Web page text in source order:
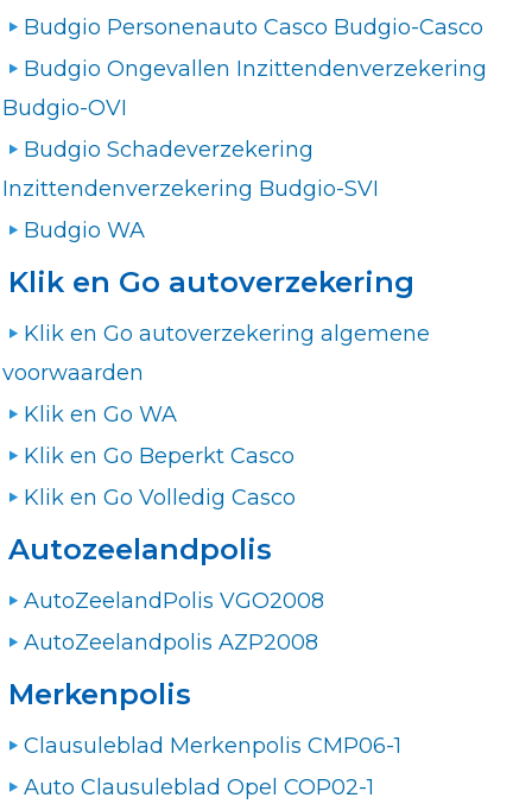
Budgio Personenauto Casco Budgio-Casco
Budgio Ongevallen Inzittendenverzekering
Budgio-OVI
Budgio Schadeverzekering
Inzittendenverzekering Budgio-SVI
Budgio WA
Klik en Go autoverzekering
Klik en Go autoverzekering algemene
voorwaarden
Klik en Go WA
Klik en Go Beperkt Casco
Klik en Go Volledig Casco
Autozeelandpolis
AutoZeelandPolis VGO2008
AutoZeelandpolis AZP2008
Merkenpolis
Clausuleblad Merkenpolis CMP06-1
Auto Clausuleblad Opel COP02-1